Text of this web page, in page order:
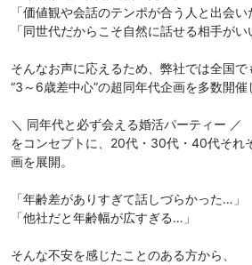
「価値観や会話のテンポが合う人と出会い
「同世代だからこそ自然に話せる相手がい
そんなお声に応えるため、弊社では全国で
“3～6歳差中心”の超同年代企画を多数開催
＼ 同年代と必ず会える婚活パーティー ／
をコンセプトに、20代・30代・40代それ
画を展開。
「年齢差がありすぎて話しづらかった…」
「他社だと年齢幅が広すぎる…」
そんな不安を感じたことのある方から、